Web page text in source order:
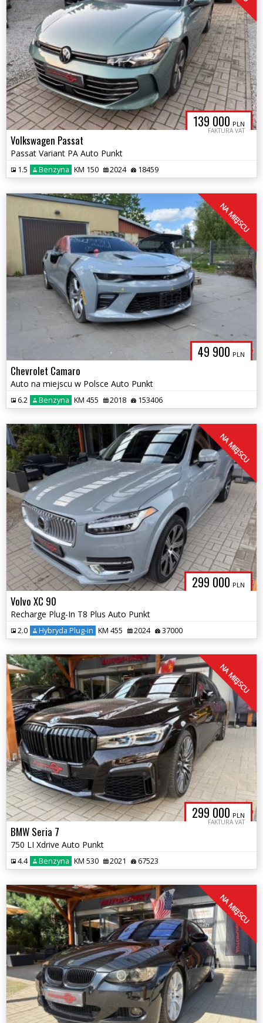
139 000 PLN
FAKTURA VAT
Volkswagen Passat
Passat Variant PA Auto Punkt
1.5 Benzyna KM 150 2024 18459
49 900 PLN
NA MIEJSCU
Chevrolet Camaro
Auto na miejscu w Polsce Auto Punkt
6.2 Benzyna KM 455 2018 153406
299 000 PLN
NA MIEJSCU
Volvo XC 90
Recharge Plug-In T8 Plus Auto Punkt
2.0 Hybryda Plug-in KM 455 2024 37000
299 000 PLN
FAKTURA VAT
NA MIEJSCU
BMW Seria 7
750 LI Xdrive Auto Punkt
4.4 Benzyna KM 530 2021 67523
NA MIEJSCU